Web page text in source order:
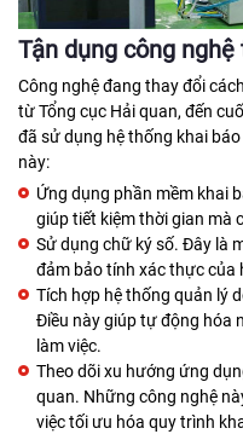
Tận dụng công
Công nghệ đang thay đổi
từ Tổng cục Hải quan, đến
đã sử dụng hệ thống khai
này:
Ứng dụng phần mềm khai
giúp tiết kiệm thời gian mà
Sử dụng chữ ký số. Đây là
đảm bảo tính xác thực của
Tích hợp hệ thống quản lý
Điều này giúp tự động hóa
làm việc.
Theo dõi xu hướng ứng
quan. Những công nghệ
việc tối ưu hóa quy trình